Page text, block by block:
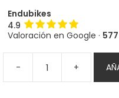
Endubikes
4.9
Valoración en Google · 577
-
Bolsa
de
+